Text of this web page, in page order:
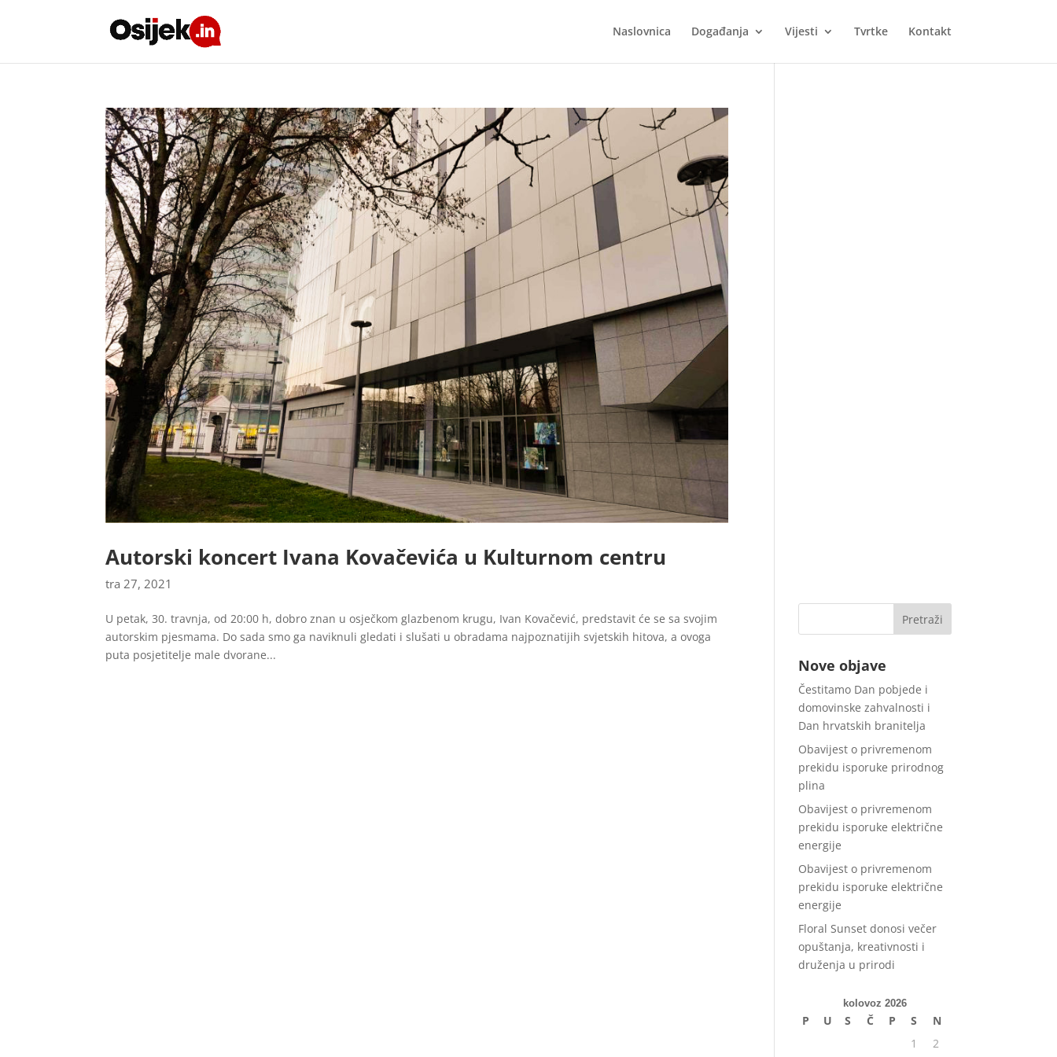
Naslovnica Događanja Vijesti Tvrtke Kontakt
Autorski koncert Ivana Kovačevića u Kulturnom centru
tra 27, 2021
U petak, 30. travnja, od 20:00 h, dobro znan u osječkom glazbenom krugu, Ivan Kovačević, predstavit će se sa svojim
autorskim pjesmama. Do sada smo ga naviknuli gledati i slušati u obradama najpoznatijih svjetskih hitova, a ovoga
puta posjetitelje male dvorane...
Nove objave
Čestitamo Dan pobjede i
domovinske zahvalnosti i
Dan hrvatskih branitelja
Obavijest o privremenom
prekidu isporuke prirodnog
plina
Obavijest o privremenom
prekidu isporuke električne
energije
Obavijest o privremenom
prekidu isporuke električne
energije
Floral Sunset donosi večer
opuštanja, kreativnosti i
druženja u prirodi
kolovoz 2026
P U S Č P S
N
1
2